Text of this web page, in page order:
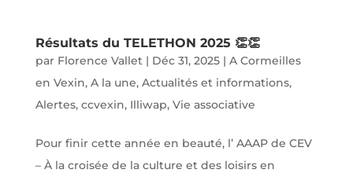
Résultats du TELETHON 2025 👏👏
par Florence Vallet| Déc 31, 2025| A Cormeilles
en Vexin, A la une, Actualités et informations,
Alertes, ccvexin, Illiwap, Vie associative
Pour finir cette année en beauté, l’ AAAP de CEV
– À la croisée de la culture et des loisirs en